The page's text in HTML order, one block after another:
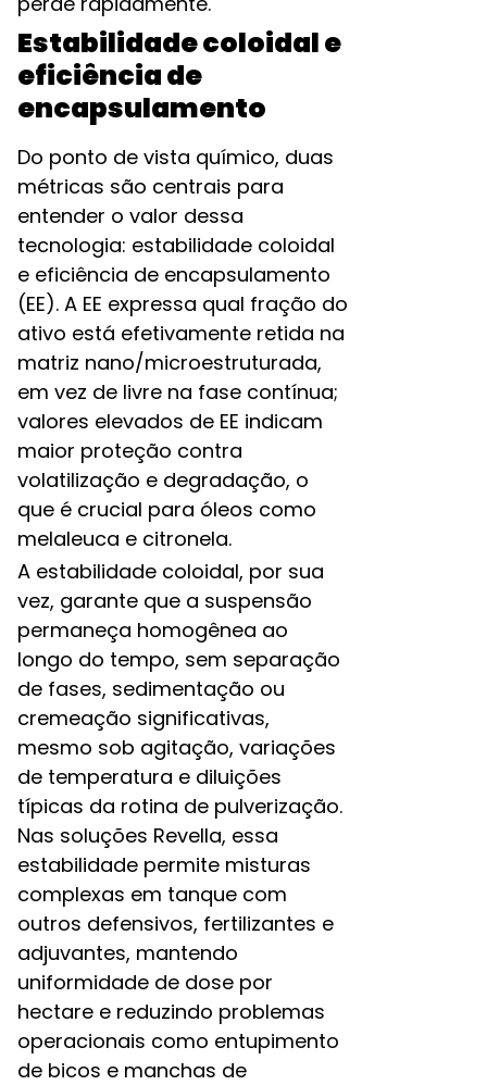
Estabilidade coloidal e
eficiência de
encapsulamento
Do ponto de vista químico, duas
métricas são centrais para
entender o valor dessa
tecnologia: estabilidade coloidal
e eficiência de encapsulamento
(EE). A EE expressa qual fração do
ativo está efetivamente retida na
matriz nano/microestruturada,
em vez de livre na fase contínua;
valores elevados de EE indicam
maior proteção contra
volatilização e degradação, o
que é crucial para óleos como
melaleuca e citronela.​
A estabilidade coloidal, por sua
vez, garante que a suspensão
permaneça homogênea ao
longo do tempo, sem separação
de fases, sedimentação ou
cremeação significativas,
mesmo sob agitação, variações
de temperatura e diluições
típicas da rotina de pulverização.
Nas soluções Revella, essa
estabilidade permite misturas
complexas em tanque com
outros defensivos, fertilizantes e
adjuvantes, mantendo
uniformidade de dose por
hectare e reduzindo problemas
operacionais como entupimento
de bicos e manchas de